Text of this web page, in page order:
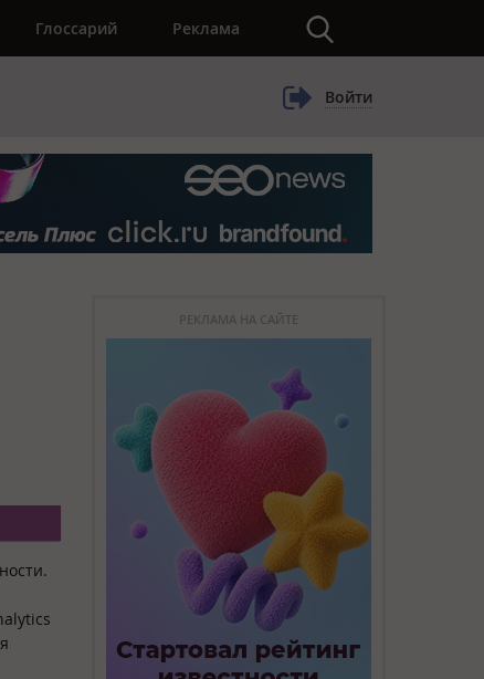
Глоссарий Реклама
Войти
РЕКЛАМА НА САЙТЕ